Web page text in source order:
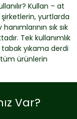
Kullan – at
şirketlerin, yurtlarda
sık sık
Tek kullanımlık
tabak yıkama derdi
ürünlerin
Var?